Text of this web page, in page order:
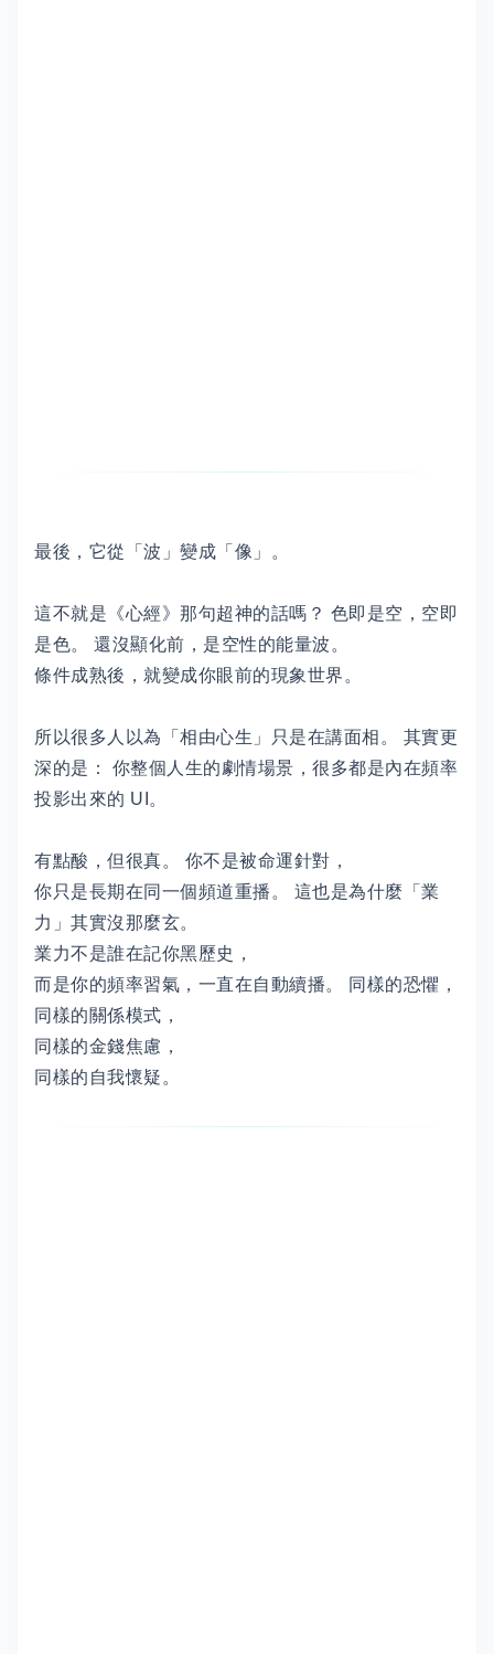
最後，它從「波」變成「像」。
這不就是《心經》那句超神的話嗎？ 色即是空，空即
是色。 還沒顯化前，是空性的能量波。
條件成熟後，就變成你眼前的現象世界。
所以很多人以為「相由心生」只是在講面相。 其實更
深的是： 你整個人生的劇情場景，很多都是內在頻率
投影出來的 UI。
有點酸，但很真。 你不是被命運針對，
你只是長期在同一個頻道重播。 這也是為什麼「業
力」其實沒那麼玄。
業力不是誰在記你黑歷史，
而是你的頻率習氣，一直在自動續播。 同樣的恐懼，
同樣的關係模式，
同樣的金錢焦慮，
同樣的自我懷疑。